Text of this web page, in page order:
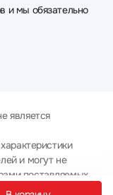
и мы обязательно
является
и могут не
поставляемых
при